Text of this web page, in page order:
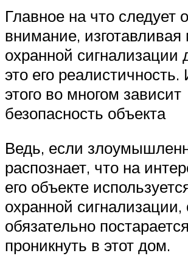
Главное на что следует
внимание,
охранной сигнализации
это его
этого во многом зависит
безопасность объекта
Ведь, если
распознает, что на
его объекте
охранной сигнализации,
обязательно постарается
проникнуть в этот дом.